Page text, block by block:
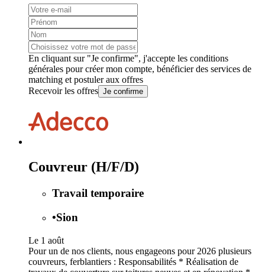
En cliquant sur "Je confirme", j'accepte les conditions
générales pour créer mon compte, bénéficier des services de
matching et postuler aux offres
Recevoir les offres Je confirme
Couvreur (H/F/D)
Travail temporaire
•Sion
Le 1 août
Pour un de nos clients, nous engageons pour 2026 plusieurs
couvreurs, ferblantiers : Responsabilités * Réalisation de